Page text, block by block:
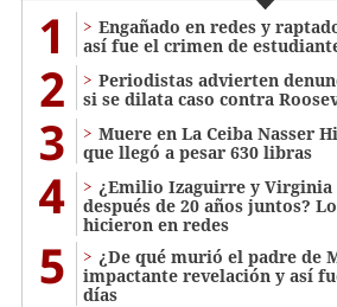
1
Engañado en redes y
así fue el crimen de
2
Periodistas advierten
si se dilata caso contra
3
Muere en La Ceiba Nasser
que llegó a pesar 630 libras
4
¿Emilio Izaguirre y
después de 20 años juntos?
hicieron en redes
5
¿De qué murió el padre de
impactante revelación y así
días